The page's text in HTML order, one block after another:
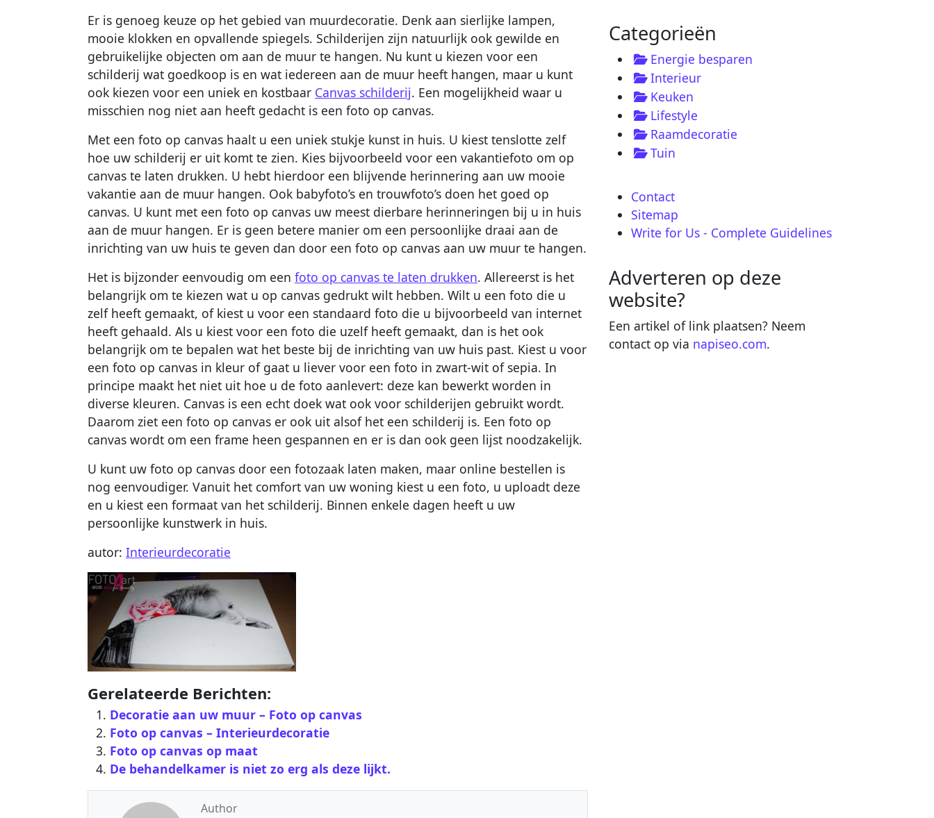
Er is genoeg keuze op het gebied van muurdecoratie. Denk aan sierlijke lampen,
mooie klokken en opvallende spiegels. Schilderijen zijn natuurlijk ook gewilde en
gebruikelijke objecten om aan de muur te hangen. Nu kunt u kiezen voor een
schilderij wat goedkoop is en wat iedereen aan de muur heeft hangen, maar u kunt
ook kiezen voor een uniek en kostbaar Canvas schilderij. Een mogelijkheid waar u
misschien nog niet aan heeft gedacht is een foto op canvas.
Met een foto op canvas haalt u een uniek stukje kunst in huis. U kiest tenslotte zelf
hoe uw schilderij er uit komt te zien. Kies bijvoorbeeld voor een vakantiefoto om op
canvas te laten drukken. U hebt hierdoor een blijvende herinnering aan uw mooie
vakantie aan de muur hangen. Ook babyfoto’s en trouwfoto’s doen het goed op
canvas. U kunt met een foto op canvas uw meest dierbare herinneringen bij u in huis
aan de muur hangen. Er is geen betere manier om een persoonlijke draai aan de
inrichting van uw huis te geven dan door een foto op canvas aan uw muur te hangen.
Het is bijzonder eenvoudig om een foto op canvas te laten drukken. Allereerst is het
belangrijk om te kiezen wat u op canvas gedrukt wilt hebben. Wilt u een foto die u
zelf heeft gemaakt, of kiest u voor een standaard foto die u bijvoorbeeld van internet
heeft gehaald. Als u kiest voor een foto die uzelf heeft gemaakt, dan is het ook
belangrijk om te bepalen wat het beste bij de inrichting van uw huis past. Kiest u voor
een foto op canvas in kleur of gaat u liever voor een foto in zwart-wit of sepia. In
principe maakt het niet uit hoe u de foto aanlevert: deze kan bewerkt worden in
diverse kleuren. Canvas is een echt doek wat ook voor schilderijen gebruikt wordt.
Daarom ziet een foto op canvas er ook uit alsof het een schilderij is. Een foto op
canvas wordt om een frame heen gespannen en er is dan ook geen lijst noodzakelijk.
U kunt uw foto op canvas door een fotozaak laten maken, maar online bestellen is
nog eenvoudiger. Vanuit het comfort van uw woning kiest u een foto, u uploadt deze
en u kiest een formaat van het schilderij. Binnen enkele dagen heeft u uw
persoonlijke kunstwerk in huis.
autor: Interieurdecoratie
Gerelateerde Berichten:
Decoratie aan uw muur – Foto op canvas
Foto op canvas – Interieurdecoratie
Foto op canvas op maat
De behandelkamer is niet zo erg als deze lijkt.
Author
Categorieën
Energie besparen
Interieur
Keuken
Lifestyle
Raamdecoratie
Tuin
Contact
Sitemap
Write for Us - Complete Guidelines
Adverteren op deze
website?
Een artikel of link plaatsen? Neem
contact op via napiseo.com.